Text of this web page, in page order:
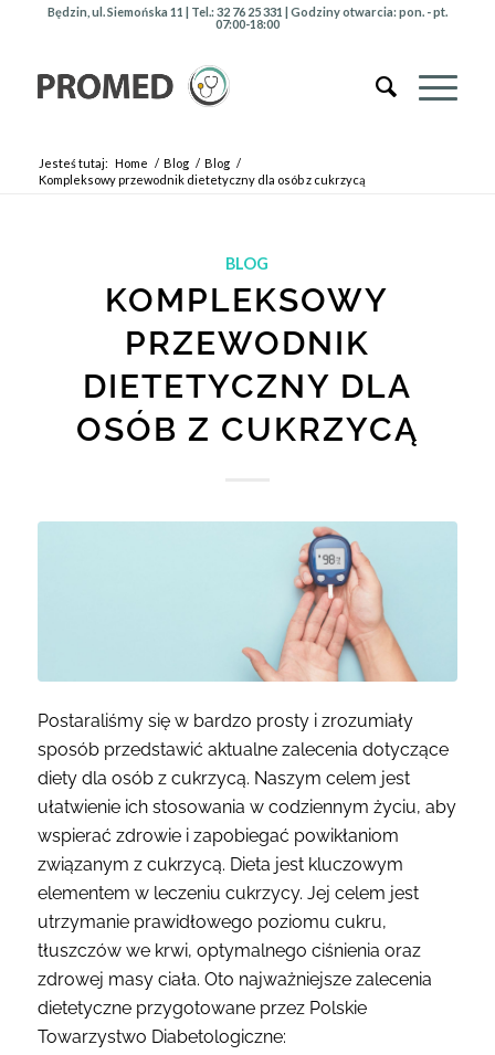
Będzin, ul. Siemońska 11 | Tel.:32 76 25 331 | Godziny otwarcia: pon. - pt.
07:00-18:00
Jesteś tutaj: Home / Blog / Blog /
Kompleksowy przewodnik dietetyczny dla osób z cukrzycą
BLOG
KOMPLEKSOWY
PRZEWODNIK
DIETETYCZNY DLA
OSÓB Z CUKRZYCĄ
Postaraliśmy się w bardzo prosty i zrozumiały
sposób przedstawić aktualne zalecenia dotyczące
diety dla osób z cukrzycą. Naszym celem jest
ułatwienie ich stosowania w codziennym życiu, aby
wspierać zdrowie i zapobiegać powikłaniom
związanym z cukrzycą. Dieta jest kluczowym
elementem w leczeniu cukrzycy. Jej celem jest
utrzymanie prawidłowego poziomu cukru,
tłuszczów we krwi, optymalnego ciśnienia oraz
zdrowej masy ciała. Oto najważniejsze zalecenia
dietetyczne przygotowane przez Polskie
Towarzystwo Diabetologiczne: